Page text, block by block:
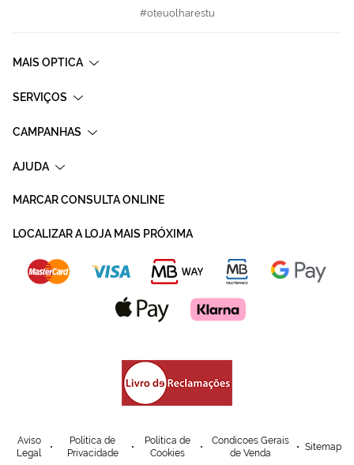
#oteuolharestu
MAIS OPTICA
SERVIÇOS
CAMPANHAS
AJUDA
MARCAR CONSULTA ONLINE
LOCALIZAR A LOJA MAIS PRÓXIMA
Aviso
Legal
Política de
Privacidade
Política de
Cookies
Condicoes Gerais
de Venda
Sitemap